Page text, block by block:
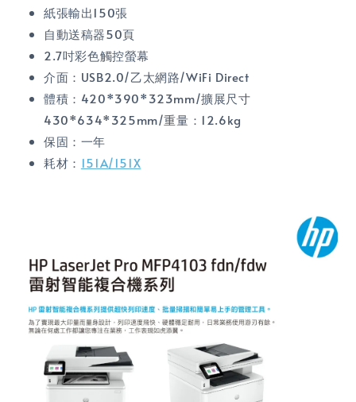
紙張輸出150張
自動送稿器50頁
2.7吋彩色觸控螢幕
介面：USB2.0/乙太網路/WiFi Direct
體積：420*390*323mm/擴展尺寸
430*634*325mm/重量：12.6kg
保固：一年
耗材： 151A/151X